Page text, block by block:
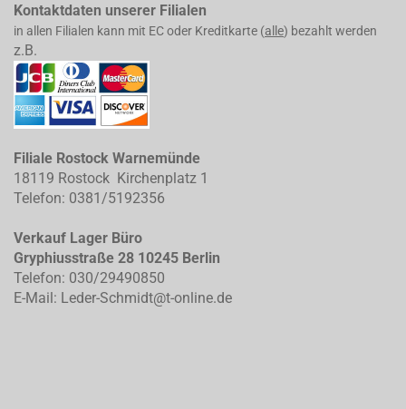
Kontaktdaten unserer Filialen
in allen Filialen kann mit EC oder Kreditkarte (alle) bezahlt werden
z.B.
Filiale Rostock Warnemünde
18119 Rostock Kirchenplatz 1
Telefon: 0381/5192356
Verkauf Lager Büro
Gryphiusstraße 28 10245 Berlin
Telefon: 030/29490850
E-Mail: Leder-Schmidt@t-online.de